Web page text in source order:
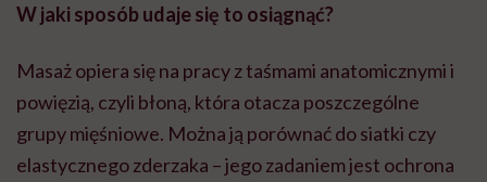
W jaki sposób udaje się to osiągnąć?
Masaż opiera się na pracy z taśmami anatomicznymi i
powięzią, czyli błoną, która otacza poszczególne
grupy mięśniowe. Można ją porównać do siatki czy
elastycznego zderzaka – jego zadaniem jest ochrona